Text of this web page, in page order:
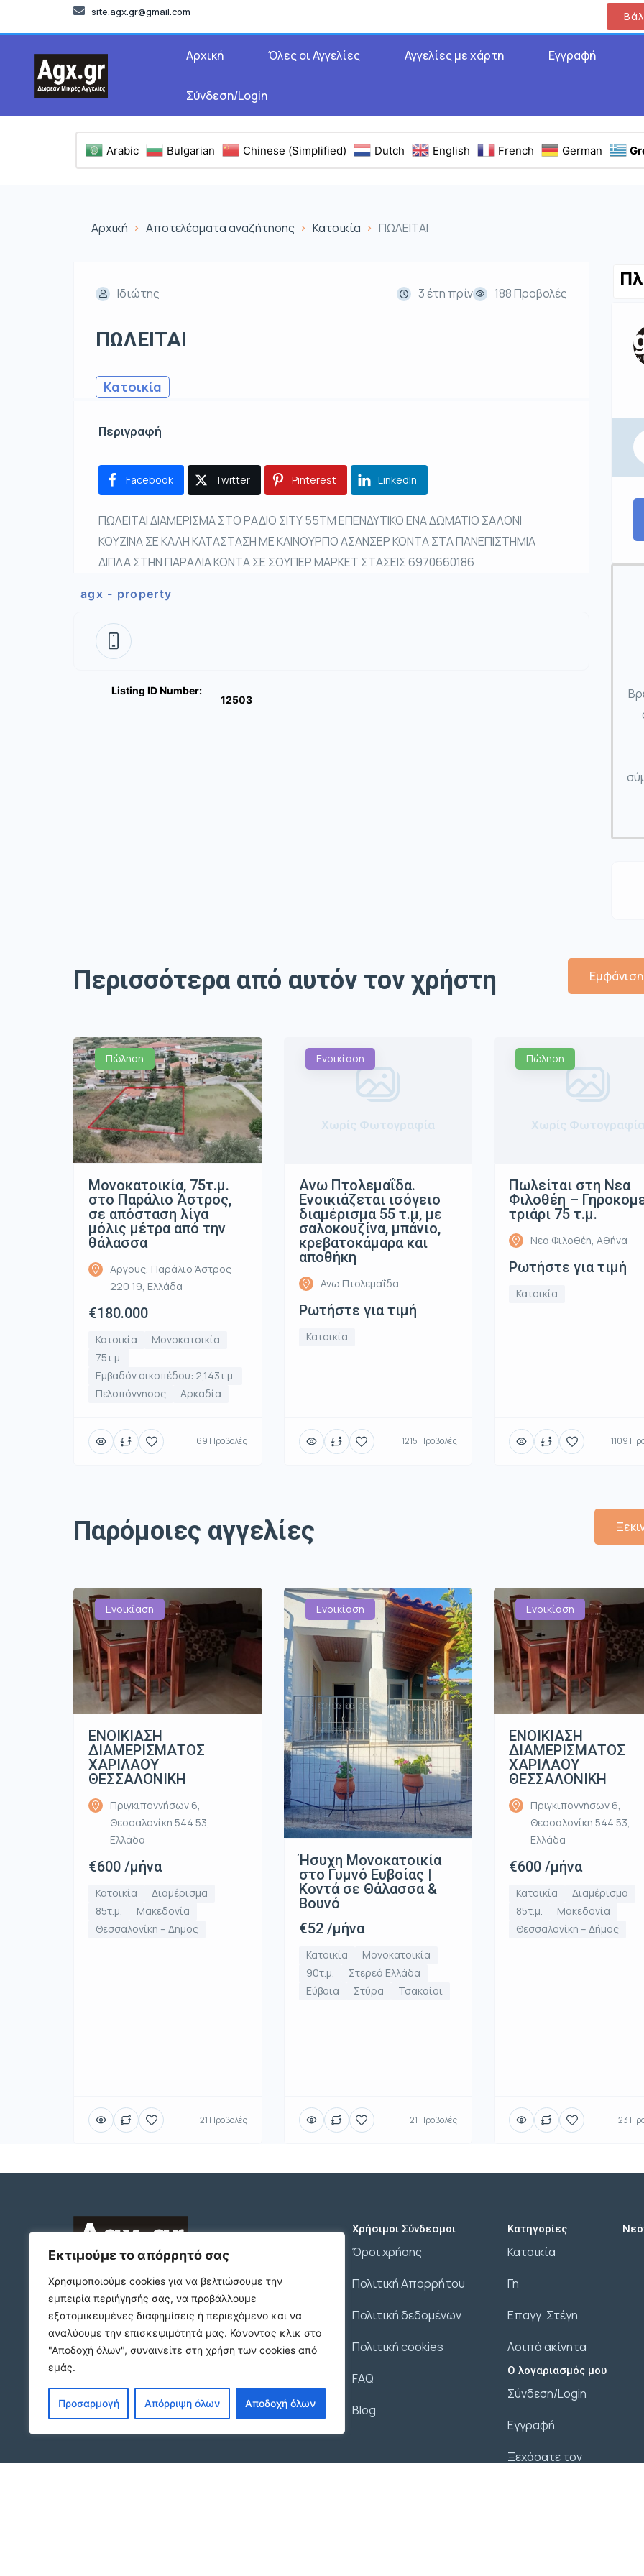
Εκτιμούμε το απόρρητό σας
Χρησιμοποιούμε cookies για να βελτιώσουμε την
εμπειρία περιήγησής σας, να προβάλλουμε
εξατομικευμένες διαφημίσεις ή περιεχόμενο και να
αναλύουμε την επισκεψιμότητά μας. Κάνοντας κλικ στο
"Αποδοχή όλων", συναινείτε στη χρήση των cookies από
εμάς.
Προσαρμογή Απόρριψη όλων Αποδοχή όλων
site.agx.gr@gmail.com
Αρχική Όλες οι Αγγελίες Αγγελίες με χάρτη Εγγραφή
Σύνδεση/Login
Arabic Bulgarian Chinese (Simplified) Dutch English French German
Αρχική Αποτελέσματα αναζήτησης Κατοικία ΠΩΛΕΙΤΑΙ
Ιδιώτης 3 έτη πρίν 188 Προβολές
ΠΩΛΕΙΤΑΙ
Κατοικία
Περιγραφή
Facebook Twitter Pinterest LinkedIn
ΠΩΛΕΙΤΑΙ ΔΙΑΜΕΡΙΣΜΑ ΣΤΟ ΡΑΔΙΟ ΣΙΤΥ 55ΤΜ ΕΠΕΝΔΥΤΙΚΟ ΕΝΑ ΔΩΜΑΤΙΟ ΣΑΛΟΝΙ
ΚΟΥΖΙΝΑ ΣΕ ΚΑΛΗ ΚΑΤΑΣΤΑΣΗ ΜΕ ΚΑΙΝΟΥΡΓΙΟ ΑΣΑΝΣΕΡ ΚΟΝΤΑ ΣΤΑ ΠΑΝΕΠΙΣΤΗΜΙΑ
ΔΙΠΛΑ ΣΤΗΝ ΠΑΡΑΛΙΑ ΚΟΝΤΑ ΣΕ ΣΟΥΠΕΡ ΜΑΡΚΕΤ ΣΤΑΣΕΙΣ 6970660186
agx - property
Listing ID Number:
12503
Περισσότερα από αυτόν τον χρήστη
Πώληση
Μονοκατοικία, 75τ.μ.
στο Παράλιο Άστρος,
σε απόσταση λίγα
μόλις μέτρα από την
θάλασσα
Άργους, Παράλιο Άστρος
220 19, Ελλάδα
€180.000
Κατοικία
Μονοκατοικία
75τ.μ.
Εμβαδόν οικοπέδου: 2,143τ.μ.
Πελοπόννησος
Αρκαδία
69 Προβολές
Ενοικίαση
Χωρίς Φωτογραφία
Ανω Πτολεμαΐδα.
Ενοικιάζεται ισόγειο
διαμέρισμα 55 τ.μ, με
σαλοκουζίνα, μπάνιο,
κρεβατοκάμαρα και
αποθήκη
Ανω Πτολεμαΐδα
Ρωτήστε για τιμή
Κατοικία
1215 Προβολές
Πώληση
Χωρίς Φωτογραφία
Πωλείται στη Νεα
Φιλοθέη –
τριάρι 75 τ.μ.
Νεα Φιλοθέη, Αθήνα
Ρωτήστε για τιμή
Κατοικία
1109
Παρόμοιες αγγελίες
Ενοικίαση
ΕΝΟΙΚΙΑΣΗ
ΔΙΑΜΕΡΙΣΜΑΤΟΣ
ΧΑΡΙΛΑΟΥ
ΘΕΣΣΑΛΟΝΙΚΗ
Πριγκιποννήσων 6,
Θεσσαλονίκη 544 53,
Ελλάδα
€600 /μήνα
Κατοικία
Διαμέρισμα
85τ.μ.
Μακεδονία
Θεσσαλονίκη – Δήμος
21 Προβολές
Ενοικίαση
Ήσυχη Μονοκατοικία
στο Γυμνό Ευβοίας |
Κοντά σε Θάλασσα &
Βουνό
€52 /μήνα
Κατοικία
Μονοκατοικία
90τ.μ.
Στερεά Ελλάδα
Εύβοια
Στύρα Τσακαίοι
21 Προβολές
Ενοικίαση
ΕΝΟΙΚΙΑΣΗ
ΔΙΑΜΕΡΙΣΜΑΤΟΣ
ΧΑΡΙΛΑΟΥ
ΘΕΣΣΑΛΟΝΙΚΗ
Πριγκιποννήσων 6,
Θεσσαλονίκη 544 53,
Ελλάδα
€600 /μήνα
Κατοικία
Διαμέρισμα
85τ.μ.
Μακεδονία
Θεσσαλονίκη – Δήμος
23
2312132324
ΠΛΑΤΩΝΟΣ 1 Τ.Κ. 54631
ΘΕΣΣΑΛΟΝΙΚΗ
site.agx.gr@gmail.com
Χρήσιμοι Σύνδεσμοι
Όροι χρήσης
Πολιτική Απορρήτου
Πολιτική δεδομένων
Πολιτική cookies
FAQ
Blog
Κατηγορίες
Κατοικία
Γη
Επαγγ. Στέγη
Λοιπά ακίνητα
Ο λογαριασμός μου
Σύνδεση/Login
Εγγραφή
Ξεχάσατε τον